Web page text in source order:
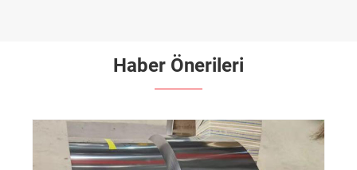
Haber Önerileri